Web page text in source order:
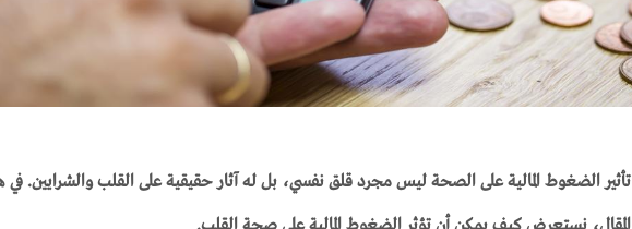
تأثير الضغوط المالية على الصحة ليس مجرد قلق نفسي، بل له آثار حقيقية على القلب والشرايين. في